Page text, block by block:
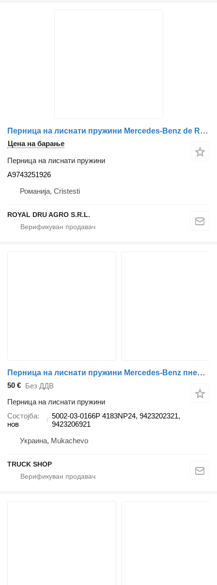
Перница на лиснати пружини Mercedes-Benz de Reglare Arc Lamelar Axa Motor A9743251926 за камион Mercedes-Benz
Цена на барање
Перница на лиснати пружини
A9743251926
Романија, Cristesti
ROYAL DRU AGRO S.R.L.
Перница на лиснати пружини Mercedes-Benz пневморесора CON.4183NP24 1 ОТВ.+1ШПІЛЬКА/ШТУЦЕР 4MAX 5002-03-0166P за камион Mercedes-Benz ACTROS MPII 07
50 € Без ДДВ
Перница на лиснати пружини
Состојба
нов
5002-03-0166P 4183NP24, 9423202321,
9423206921
Украина, Mukachevo
TRUCK SHOP